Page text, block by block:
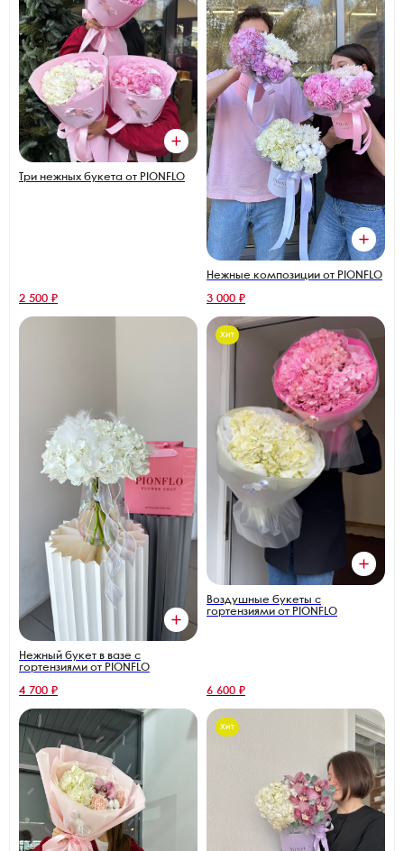
Три нежных букета от PIONFLO
2 500 ₽
Нежные композиции от PIONFLO
3 000 ₽
Нежный букет в вазе с
гортензиями от PIONFLO
4 700 ₽
Хит
Воздушные букеты с
гортензиями от PIONFLO
6 600 ₽
Хит